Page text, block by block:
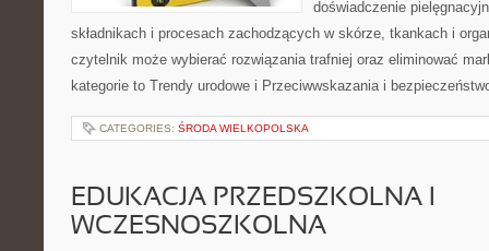
doświadczenie
składnikach i procesach zachodzących w skórze, tkankach i
czytelnik może wybierać rozwiązania trafniej oraz eliminować
kategorie to Trendy urodowe i Przeciwwskazania i
CATEGORIES: ŚRODA WIELKOPOLSKA
EDUKACJA PRZEDSZKOLNA I
WCZESNOSZKOLNA